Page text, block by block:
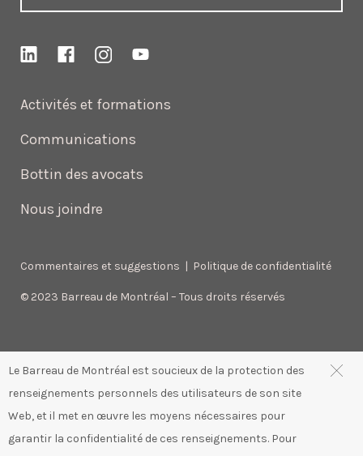
Le Barreau de Montréal est soucieux de la protection des
renseignements personnels des utilisateurs de son site
Web, et il met en œuvre les moyens nécessaires pour
garantir la confidentialité de ces renseignements. Pour
Activités et formations
Communications
Bottin des avocats
Nous joindre
Commentaires et suggestions | Politique de confidentialité
© 2023 Barreau de Montréal – Tous droits réservés